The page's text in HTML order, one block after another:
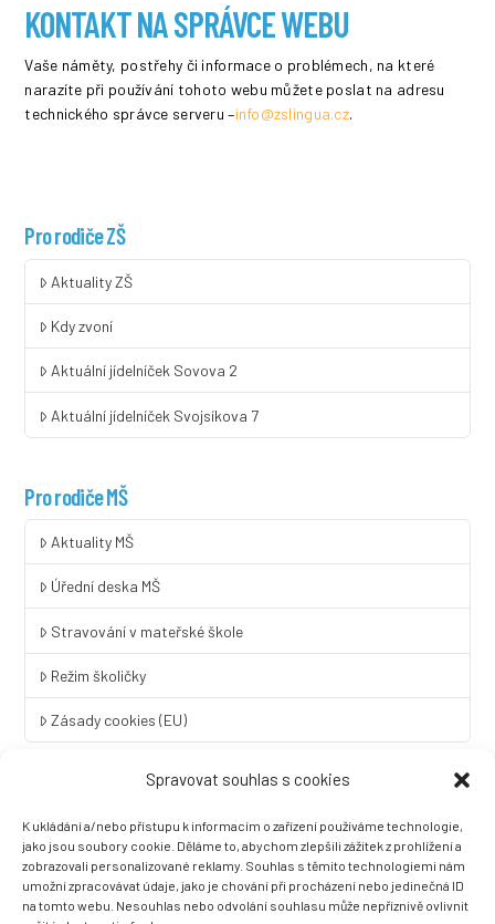
Spravovat souhlas s cookies
K ukládání a/nebo přístupu k informacím o zařízení používáme technologie,
jako jsou soubory cookie. Děláme to, abychom zlepšili zážitek z prohlížení a
zobrazovali personalizované reklamy. Souhlas s těmito technologiemi nám
umožní zpracovávat údaje, jako je chování při procházení nebo jedinečná ID
na tomto webu. Nesouhlas nebo odvolání souhlasu může nepříznivě ovlivnit
KONTAKT NA SPRÁVCE WEBU
Vaše náměty, postřehy či informace o problémech, na které
narazíte při používání tohoto webu můžete poslat na adresu
technického správce serveru –info@zslingua.cz.
Pro rodiče ZŠ
Aktuality ZŠ
Kdy zvoní
Aktuální jídelníček Sovova 2
Aktuální jídelníček Svojsíkova 7
Pro rodiče MŠ
Aktuality MŠ
Úřední deska MŠ
Stravování v mateřské škole
Režim školičky
Zásady cookies (EU)
LINGUA UNIVERSAL soukromá základní škola a mateřská škola
s.r.o.
Sovova 2
412 01 Litoměřice